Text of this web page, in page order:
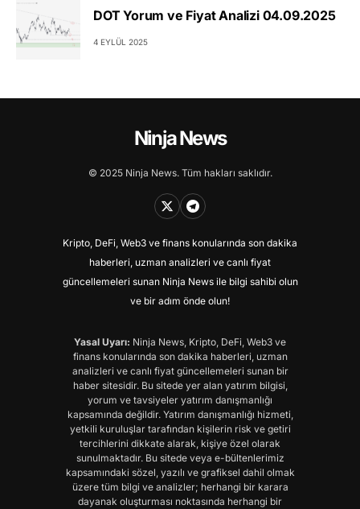
DOT Yorum ve Fiyat Analizi 04.09.2025
4 EYLÜL 2025
Ninja News
© 2025 Ninja News. Tüm hakları saklıdır.
Kripto, DeFi, Web3 ve finans konularında son dakika
haberleri, uzman analizleri ve canlı fiyat
güncellemeleri sunan Ninja News ile bilgi sahibi olun
ve bir adım önde olun!
Yasal Uyarı: Ninja News, Kripto, DeFi, Web3 ve
finans konularında son dakika haberleri, uzman
analizleri ve canlı fiyat güncellemeleri sunan bir
haber sitesidir. Bu sitede yer alan yatırım bilgisi,
yorum ve tavsiyeler yatırım danışmanlığı
kapsamında değildir. Yatırım danışmanlığı hizmeti,
yetkili kuruluşlar tarafından kişilerin risk ve getiri
tercihlerini dikkate alarak, kişiye özel olarak
sunulmaktadır. Bu sitede veya e-bültenlerimiz
kapsamındaki sözel, yazılı ve grafiksel dahil olmak
üzere tüm bilgi ve analizler; herhangi bir karara
dayanak oluşturması noktasında herhangi bir